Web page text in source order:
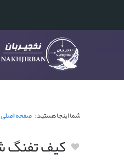
شما اینجا هستید: صفحه اصلی
کیف تفنگ